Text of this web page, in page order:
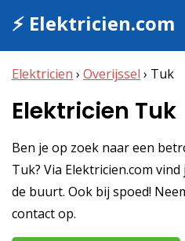
⚡ Elektricien.com
Elektricien › Overijssel › Tuk
Elektricien Tuk
Ben je op zoek naar een
Tuk? Via Elektricien.com
de buurt. Ook bij spoed!
contact op.